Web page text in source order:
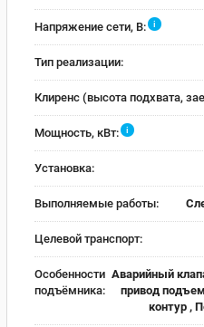
Напряжение сети, В: i
Тип реализации:
Клиренс (высота подхвата,
Мощность, кВт: i
Установка:
Выполняемые работы:
Целевой транспорт:
Особенности
подъёмника:
Аварийный
привод
контур ,